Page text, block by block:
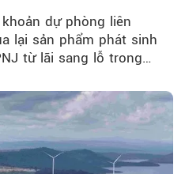
dự phòng liên
lại sản phẩm phát sinh
từ lãi sang lỗ trong